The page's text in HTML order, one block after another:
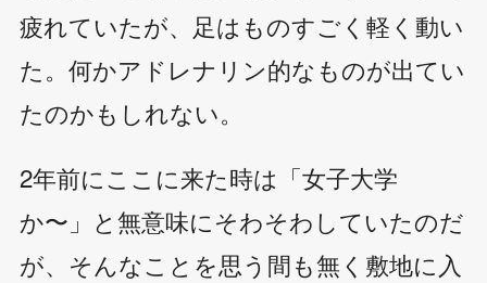
疲れていたが、足はものすごく軽く動い
た。何かアドレナリン的なものが出てい
たのかもしれない。
2年前にここに来た時は「女子大学
か〜」と無意味にそわそわしていたのだ
が、そんなことを思う間も無く敷地に入